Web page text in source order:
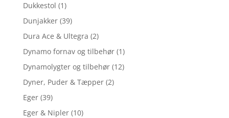
Dukkestol (1)
Dunjakker (39)
Dura Ace & Ultegra (2)
Dynamo fornav og tilbehør (1)
Dynamolygter og tilbehør (12)
Dyner, Puder & Tæpper (2)
Eger (39)
Eger & Nipler (10)